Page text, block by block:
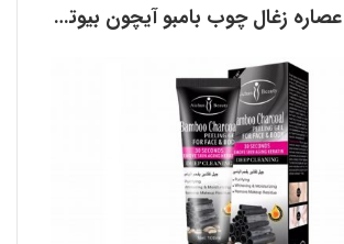
ژل لایه بردار عصاره زغال چوب بامبو آیچون بیوتی AICHUN BEAUTY